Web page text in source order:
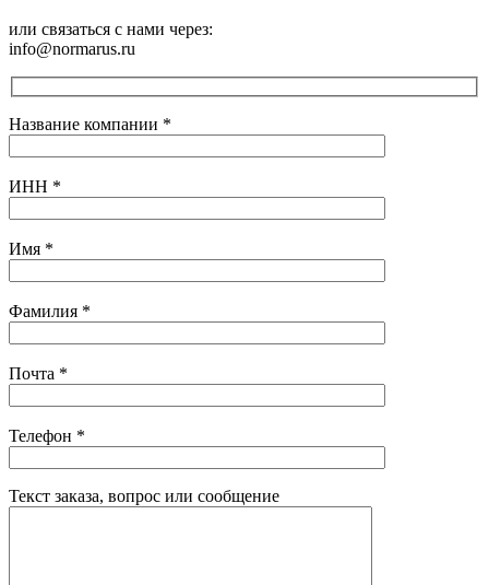
или связаться с нами через:
info@normarus.ru
Название компании *
ИНН *
Имя *
Фамилия *
Почта *
Телефон *
Текст заказа, вопрос или сообщение